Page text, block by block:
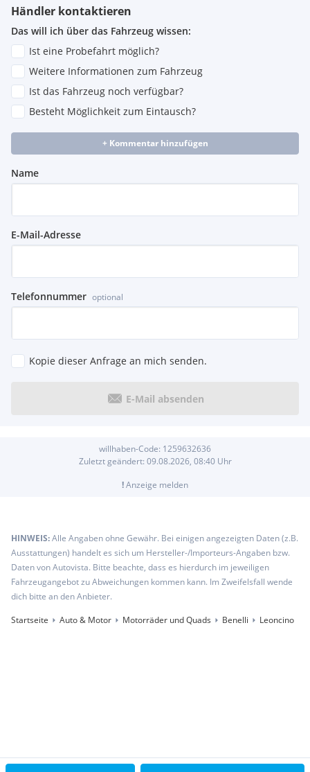
Händler kontaktieren
Das will ich über das Fahrzeug wissen:
Ist eine Probefahrt möglich?
Weitere Informationen zum Fahrzeug
Ist das Fahrzeug noch verfügbar?
Besteht Möglichkeit zum Eintausch?
+ Kommentar hinzufügen
Name
E-Mail-Adresse
Telefonnummer optional
Kopie dieser Anfrage an mich senden.
E-Mail absenden
willhaben-Code: 1259632636
Zuletzt geändert: 09.08.2026, 08:40Uhr
!Anzeige melden
HINWEIS:Alle Angaben ohne Gewähr. Bei einigen angezeigten Daten (z.B.
Ausstattungen) handelt es sich um Hersteller-/Importeurs-Angaben bzw.
Daten von Autovista. Bitte beachte, dass es hierdurch im jeweiligen
Fahrzeugangebot zu Abweichungen kommen kann. Im Zweifelsfall wende
dich bitte an den Anbieter.
Startseite
Auto & Motor Motorräder und Quads Benelli Leoncino